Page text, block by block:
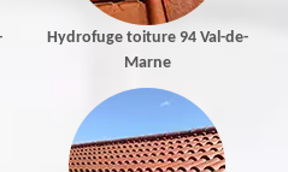
Hydrofuge toiture 94 Val-de-
Marne